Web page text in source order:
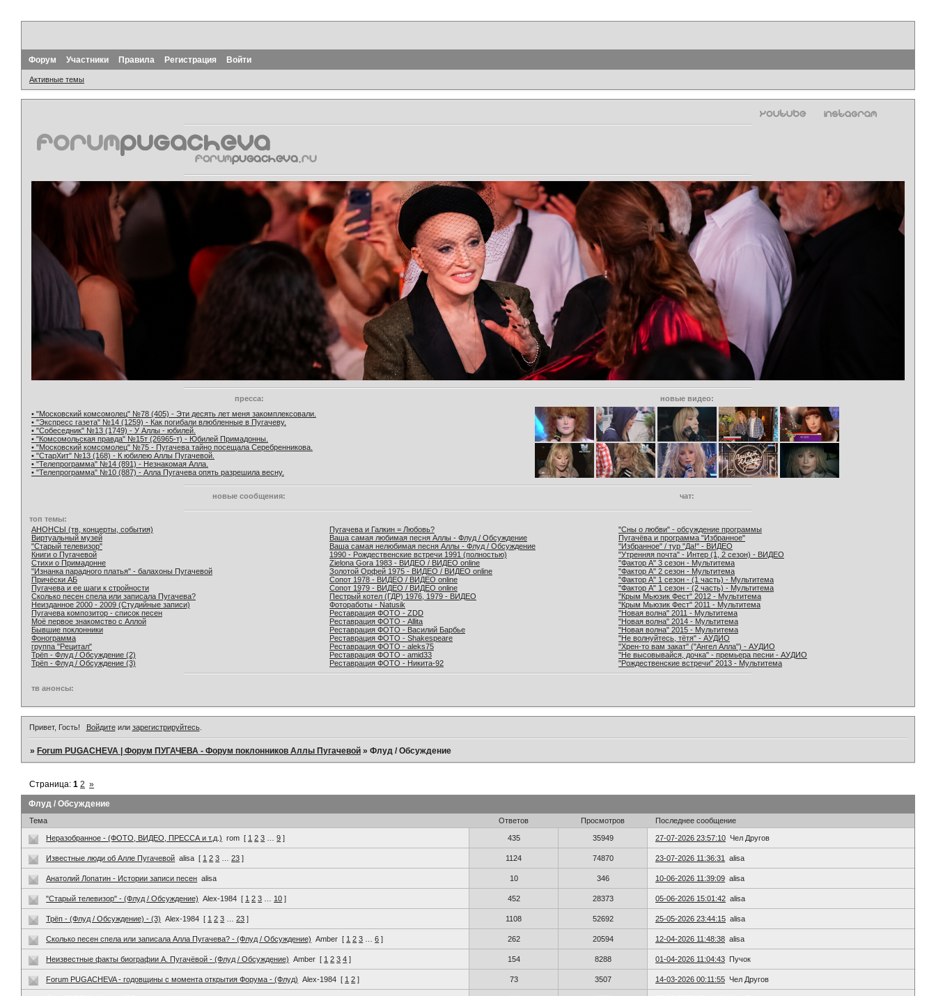
Форум Участники Правила Регистрация Войти
Активные темы
пресса:
новые видео:
• "Московский комсомолец" №78 (405) - Эти десять лет меня закомплексовали.
• "Экспресс газета" №14 (1259) - Как погибали влюбленные в Пугачеву.
• "Собеседник" №13 (1749) - У Аллы - юбилей.
• "Комсомольская правда" №15т (26965-т) - Юбилей Примадонны.
• "Московский комсомолец" №75 - Пугачева тайно посещала Серебренникова.
• "СтарХит" №13 (168) - К юбилею Аллы Пугачевой.
• "Телепрограмма" №14 (891) - Незнакомая Алла.
• "Телепрограмма" №10 (887) - Алла Пугачева опять разрешила весну.
новые сообщения: чат:
топ темы:
АНОНСЫ (тв, концерты, события)
Виртуальный музей
"Старый телевизор"
Книги о Пугачевой
Стихи о Примадонне
"Изнанка парадного платья" - балахоны Пугачевой
Причёски АБ
Пугачева и ее шаги к стройности
Сколько песен спела или записала Пугачева?
Неизданное 2000 - 2009 (Студийные записи)
Пугачева композитор - список песен
Моё первое знакомство с Аллой
Бывшие поклонники
Фонограмма
группа "Рецитал"
Трёп - Флуд / Обсуждение (2)
Трёп - Флуд / Обсуждение (3)
Пугачева и Галкин = Любовь?
Ваша самая любимая песня Аллы - Флуд / Обсуждение
Ваша самая нелюбимая песня Аллы - Флуд / Обсуждение
1990 - Рождественские встречи 1991 (полностью)
Zielona Gora 1983 - ВИДЕО / ВИДЕО online
Золотой Орфей 1975 - ВИДЕО / ВИДЕО online
Сопот 1978 - ВИДЕО / ВИДЕО online
Сопот 1979 - ВИДЕО / ВИДЕО online
Пестрый котел (ГДР) 1976, 1979 - ВИДЕО
Фотоработы - Natusik
Реставрация ФОТО - ZDD
Реставрация ФОТО - Allita
Реставрация ФОТО - Василий Барбье
Реставрация ФОТО - Shakespeare
Реставрация ФОТО - aleks75
Реставрация ФОТО - amid33
Реставрация ФОТО - Никита-92
"Сны о любви" - обсуждение программы
Пугачёва и программа "Избранное"
"Избранное" / тур "Да!" - ВИДЕО
"Утренняя почта" - Интер (1, 2 сезон) - ВИДЕО
"Фактор А" 3 сезон - Мультитема
"Фактор А" 2 сезон - Мультитема
"Фактор А" 1 сезон - (1 часть) - Мультитема
"Фактор А" 1 сезон - (2 часть) - Мультитема
"Крым Мьюзик Фест" 2012 - Мультитема
"Крым Мьюзик Фест" 2011 - Мультитема
"Новая волна" 2011 - Мультитема
"Новая волна" 2014 - Мультитема
"Новая волна" 2015 - Мультитема
"Не волнуйтесь, тётя" - АУДИО
"Хрен-то вам закат" ("Ангел Алла") - АУДИО
"Не высовывайся, дочка" - премьера песни - АУДИО
"Рождественские встречи" 2013 - Мультитема
тв анонсы:
Привет, Гость! Войдитеили зарегистрируйтесь.
»Forum PUGACHEVA | Форум ПУГАЧЕВА - Форум поклонников Аллы Пугачевой »Флуд / Обсуждение
Флуд / Обсуждение
Страница:1 2 »
Тема Ответов Просмотров Последнее сообщение
Неразобранное - (ФОТО, ВИДЕО, ПРЕССА и т.д.) rom [ 1 2 3 9 ] 435 35949 27-07-2026 23:57:10 Чел Другов
Известные люди об Алле Пугачевой alisa [ 1 2 3 23 ] 1124 74870 23-07-2026 11:36:31 alisa
Анатолий Лопатин - Истории записи песен alisa 10 346 10-06-2026 11:39:09 alisa
"Старый телевизор" - (Флуд / Обсуждение) Alex-1984 [ 1 2 3 10 ] 452 28373 05-06-2026 15:01:42 alisa
Трёп - (Флуд / Обсуждение) - (3) Alex-1984 [ 1 2 3 23 ] 1108 52692 25-05-2026 23:44:15 alisa
Сколько песен спела или записала Алла Пугачева? - (Флуд / Обсуждение) Amber [ 1 2 3 6 ] 262 20594 12-04-2026 11:48:38 alisa
Неизвестные факты биографии А. Пугачёвой - (Флуд / Обсуждение) Amber [ 1 2 3 4 ] 154 8288 01-04-2026 11:04:43 Пучок
Forum PUGACHEVA - годовщины с момента открытия Форума - (Флуд) Alex-1984 [ 1 2 ] 73 3507 14-03-2026 00:11:55 Чел Другов